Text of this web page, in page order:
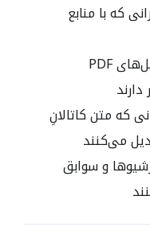
که با منابع
حرفه‌ای‌هایی که با فایل‌های PDF
که متن کاتالانِ
می‌کنند
و سوابق